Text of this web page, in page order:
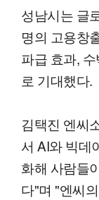
성남시는 글
명의 고용창
파급 효과,
로 기대했다.
김택진 엔씨
서 AI와 빅데
화해 사람들
다"며 "엔씨